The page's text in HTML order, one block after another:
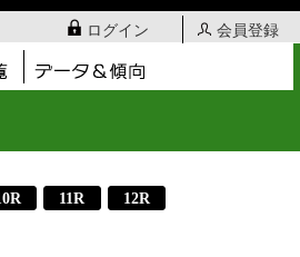
ログイン 会員登録
11R 12R